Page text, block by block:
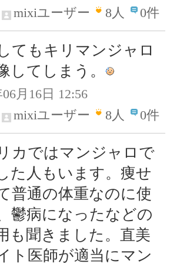
mixiユーザー
8人 0件
てもキリマンジャロ
してしまう。
06月16日 12:56
mixiユーザー
8人 0件
カではマンジャロで
た人もいます。痩せ
普通の体重なのに使
鬱病になったなどの
も聞きました。直美
ト医師が適当にマン